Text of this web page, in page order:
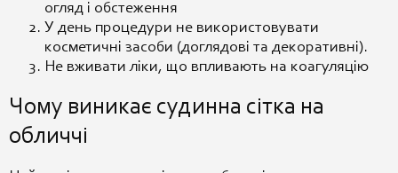
огляд і обстеження
У день процедури не використовувати
косметичні засоби (доглядові та декоративні).
Не вживати ліки, що впливають на коагуляцію
Чому виникає судинна сітка на
обличчі